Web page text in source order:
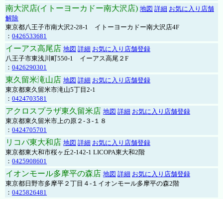
南大沢店(イトーヨーカドー南大沢店) 地図 詳細 お気に入り店舗
解除
東京都八王子市南大沢2-28-1 イトーヨーカドー南大沢店4F
： 0426533681
イーアス高尾店 地図 詳細 お気に入り店舗登録
八王子市東浅川町550-1 イーアス高尾２F
： 0426290301
東久留米滝山店 地図 詳細 お気に入り店舗登録
東京都東久留米市滝山5丁目2-1
： 0424703581
アクロスプラザ東久留米店 地図 詳細 お気に入り店舗登録
東京都東久留米市上の原２-３-１８
： 0424705701
リコパ東大和店 地図 詳細 お気に入り店舗登録
東京都東大和市桜ヶ丘2-142-1 LICOPA東大和2階
： 0425908601
イオンモール多摩平の森店 地図 詳細 お気に入り店舗登録
東京都日野市多摩平２丁目４-１イオンモール多摩平の森2階
： 0425826481